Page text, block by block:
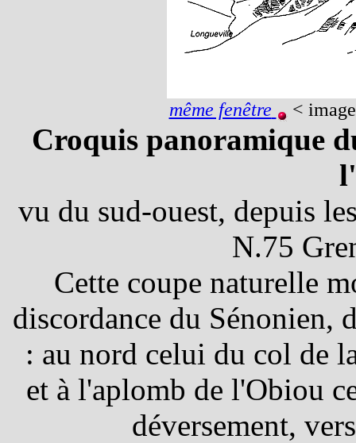
même fenêtre <
Croquis panoramique
vu du sud-ouest, depuis
N.75
Cette coupe naturelle
discordance du Sénonien,
: au nord celui du col de
et à l'aplomb de l'Obiou
déversement,